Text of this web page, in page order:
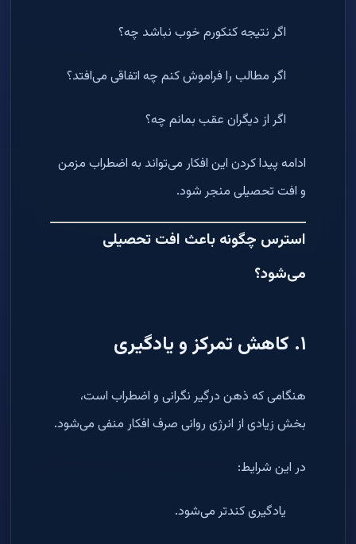
اگر نتیجه کنکورم خوب نباشد چه؟
اگر مطالب را فراموش کنم چه اتفاقی می‌افتد؟
اگر از دیگران عقب بمانم چه؟
ادامه پیدا کردن این افکار می‌تواند به اضطراب مزمن
و افت تحصیلی منجر شود.
استرس چگونه باعث افت تحصیلی
می‌شود؟
۱. کاهش تمرکز و یادگیری
هنگامی که ذهن درگیر نگرانی و اضطراب است،
بخش زیادی از انرژی روانی صرف افکار منفی می‌شود.
در این شرایط:
یادگیری کندتر می‌شود.